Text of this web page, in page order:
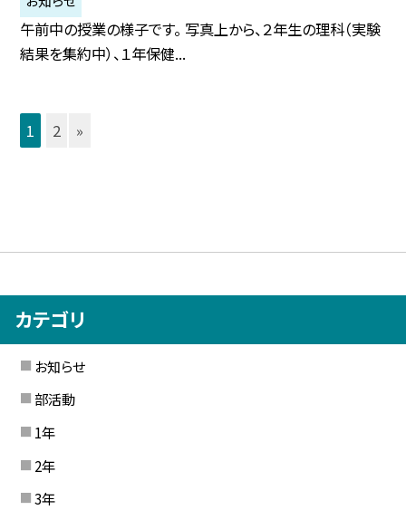
午前中の授業の様子です。 写真上から、２年生の理科（実験
結果を集約中）、１年保健...
1 2 »
カテゴリ
お知らせ
部活動
1年
2年
3年